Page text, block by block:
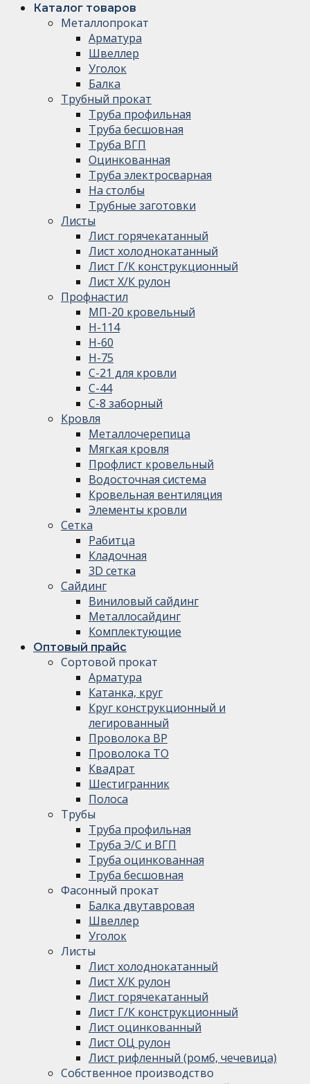
Каталог товаров
Металлопрокат
Арматура
Швеллер
Уголок
Балка
Трубный прокат
Труба профильная
Труба бесшовная
Труба ВГП
Оцинкованная
Труба электросварная
На столбы
Трубные заготовки
Листы
Лист горячекатанный
Лист холоднокатанный
Лист Г/К конструкционный
Лист Х/К рулон
Профнастил
МП-20 кровельный
Н-114
Н-60
Н-75
С-21 для кровли
С-44
С-8 заборный
Кровля
Металлочерепица
Мягкая кровля
Профлист кровельный
Водосточная система
Кровельная вентиляция
Элементы кровли
Сетка
Рабитца
Кладочная
3D сетка
Сайдинг
Виниловый сайдинг
Металлосайдинг
Комплектующие
Оптовый прайс
Сортовой прокат
Арматура
Катанка, круг
Круг конструкционный и
легированный
Проволока ВР
Проволока ТО
Квадрат
Шестигранник
Полоса
Трубы
Труба профильная
Труба Э/С и ВГП
Труба оцинкованная
Труба бесшовная
Фасонный прокат
Балка двутавровая
Швеллер
Уголок
Листы
Лист холоднокатанный
Лист Х/К рулон
Лист горячекатанный
Лист Г/К конструкционный
Лист оцинкованный
Лист ОЦ рулон
Лист рифленный (ромб, чечевица)
Собственное производство